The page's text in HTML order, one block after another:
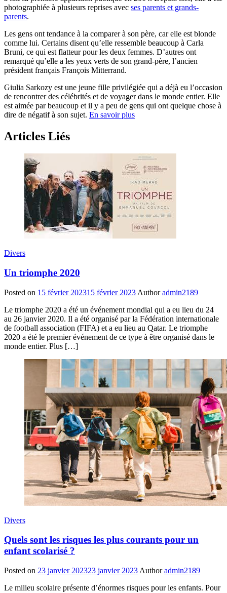
photographiée à plusieurs reprises avec ses parents et grands-
parents.
Les gens ont tendance à la comparer à son père, car elle est blonde
comme lui. Certains disent qu’elle ressemble beaucoup à Carla
Bruni, ce qui est flatteur pour les deux femmes. D’autres ont
remarqué qu’elle a les yeux verts de son grand-père, l’ancien
président français François Mitterrand.
Giulia Sarkozy est une jeune fille privilégiée qui a déjà eu l’occasion
de rencontrer des célébrités et de voyager dans le monde entier. Elle
est aimée par beaucoup et il y a peu de gens qui ont quelque chose à
dire de négatif à son sujet. En savoir plus
Articles Liés
Divers
Un triomphe 2020
Posted on 15 février 202315 février 2023 Author admin2189
Le triomphe 2020 a été un événement mondial qui a eu lieu du 24
au 26 janvier 2020. Il a été organisé par la Fédération internationale
de football association (FIFA) et a eu lieu au Qatar. Le triomphe
2020 a été le premier événement de ce type à être organisé dans le
monde entier. Plus […]
Divers
Quels sont les risques les plus courants pour un
enfant scolarisé ?
Posted on 23 janvier 202323 janvier 2023 Author admin2189
Le milieu scolaire présente d’énormes risques pour les enfants. Pour